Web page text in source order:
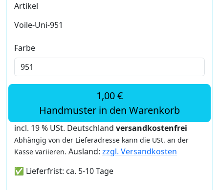
Artikel
Voile-Uni-951
Farbe
1,00 €
Handmuster in den Warenkorb
incl. 19 % USt. Deutschland versandkostenfrei
Abhängig von der Lieferadresse kann die USt. an der
Kasse variieren. Ausland: zzgl. Versandkosten
✅ Lieferfrist: ca. 5-10 Tage